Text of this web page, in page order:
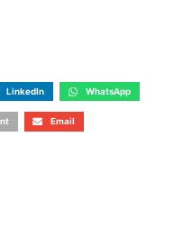
LinkedIn WhatsApp
Email